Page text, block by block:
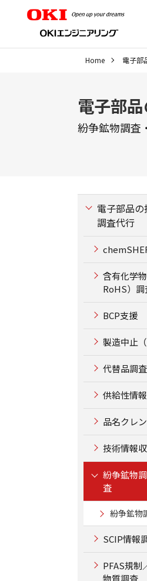
Home 電子部
電子部
紛争鉱物調査
電子部品
調査代行
含有化学
RoHS）調
BCP支援
製造中止
代替品調査
供給性情
品名クレ
技術情報
紛争鉱物
査
紛争鉱物
SCIP情報
PFAS規制
物質調査